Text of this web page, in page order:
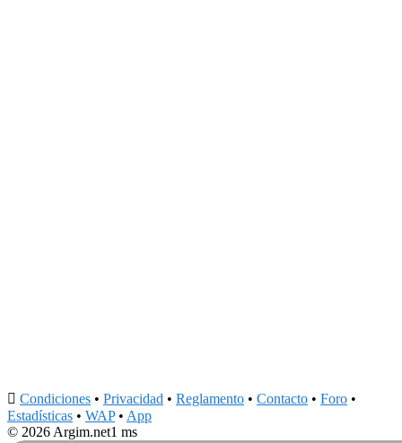
 Condiciones • Privacidad • Reglamento • Contacto • Foro •
Estadísticas • WAP• App
© 2026 Argim.net1 ms